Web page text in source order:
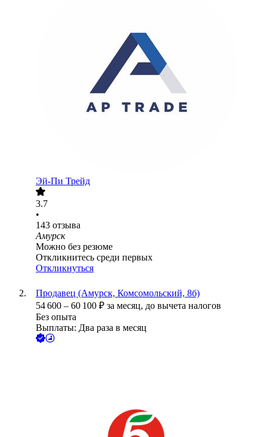
Эй-Пи Трейд
3.7
•
143 отзыва
Амурск
Можно без резюме
Откликнитесь среди первых
Откликнуться
Продавец (Амурск, Комсомольский, 8б)
54 600 – 60 100 ₽ за месяц, до вычета налогов
Без опыта
Выплаты: Два раза в месяц